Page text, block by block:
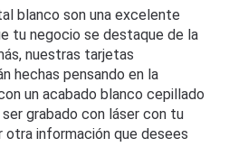
blanco son una excelente
tu negocio se destaque de la
nuestras tarjetas
hechas pensando en la
un acabado blanco cepillado
grabado con láser con tu
otra información que desees